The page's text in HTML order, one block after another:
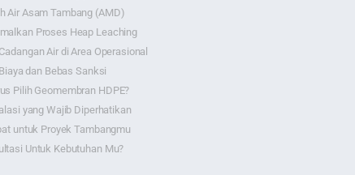
Air Asam Tambang (AMD)
Proses Heap Leaching
Air di Area Operasional
dan Bebas Sanksi
Pilih Geomembran HDPE?
yang Wajib Diperhatikan
untuk Proyek Tambangmu
Untuk Kebutuhan Mu?